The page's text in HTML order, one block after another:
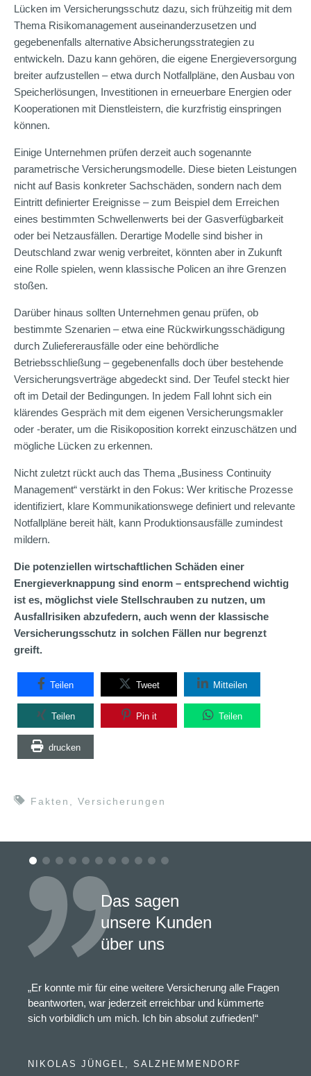
Lücken im Versicherungsschutz dazu, sich frühzeitig mit dem
Thema Risikomanagement auseinanderzusetzen und
gegebenenfalls alternative Absicherungsstrategien zu
entwickeln. Dazu kann gehören, die eigene Energieversorgung
breiter aufzustellen – etwa durch Notfallpläne, den Ausbau von
Speicherlösungen, Investitionen in erneuerbare Energien oder
Kooperationen mit Dienstleistern, die kurzfristig einspringen
können.
Einige Unternehmen prüfen derzeit auch sogenannte
parametrische Versicherungsmodelle. Diese bieten Leistungen
nicht auf Basis konkreter Sachschäden, sondern nach dem
Eintritt definierter Ereignisse – zum Beispiel dem Erreichen
eines bestimmten Schwellenwerts bei der Gasverfügbarkeit
oder bei Netzausfällen. Derartige Modelle sind bisher in
Deutschland zwar wenig verbreitet, könnten aber in Zukunft
eine Rolle spielen, wenn klassische Policen an ihre Grenzen
stoßen.
Darüber hinaus sollten Unternehmen genau prüfen, ob
bestimmte Szenarien – etwa eine Rückwirkungsschädigung
durch Zuliefererausfälle oder eine behördliche
Betriebsschließung – gegebenenfalls doch über bestehende
Versicherungsverträge abgedeckt sind. Der Teufel steckt hier
oft im Detail der Bedingungen. In jedem Fall lohnt sich ein
klärendes Gespräch mit dem eigenen Versicherungsmakler
oder -berater, um die Risikoposition korrekt einzuschätzen und
mögliche Lücken zu erkennen.
Nicht zuletzt rückt auch das Thema „Business Continuity
Management“ verstärkt in den Fokus: Wer kritische Prozesse
identifiziert, klare Kommunikationswege definiert und relevante
Notfallpläne bereit hält, kann Produktionsausfälle zumindest
mildern.
Die potenziellen wirtschaftlichen Schäden einer
Energieverknappung sind enorm – entsprechend wichtig
ist es, möglichst viele Stellschrauben zu nutzen, um
Ausfallrisiken abzufedern, auch wenn der klassische
Versicherungsschutz in solchen Fällen nur begrenzt
greift.
Teilen Tweet Mitteilen
Teilen Pin it Teilen
drucken
Fakten Versicherungen
Das sagen
unsere Kunden
über uns
„Er konnte mir für eine weitere Versicherung alle Fragen
beantworten, war jederzeit erreichbar und kümmerte
sich vorbildlich um mich. Ich bin absolut zufrieden!“
NIKOLAS JÜNGEL, SALZHEMMENDORF